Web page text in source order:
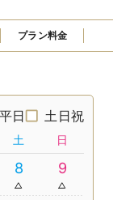
プラン料金
平日 土日祝
土 日
8 9